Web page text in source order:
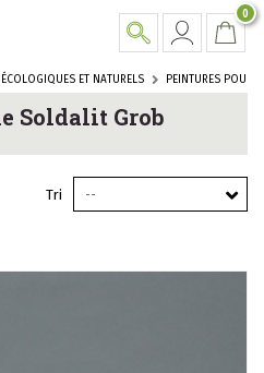
0
ET NATURELS PEINTURES POUR
Soldalit Grob
Tri --